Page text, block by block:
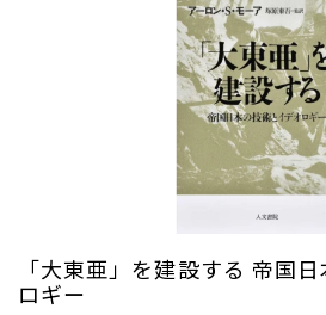
「大東亜」を建設する 帝国
ロギー